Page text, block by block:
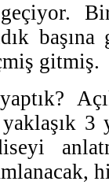
Bir
gitmiş.
3